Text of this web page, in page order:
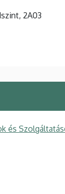
2A03
és